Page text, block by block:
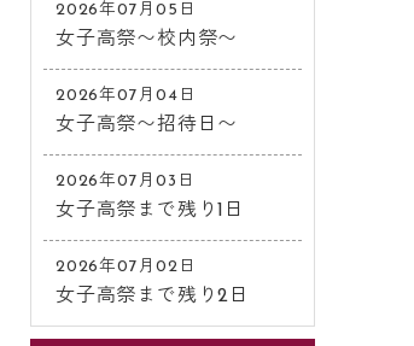
2026年07月05日
女子高祭〜校内祭〜
2026年07月04日
女子高祭〜招待日〜
2026年07月03日
女子高祭まで残り1日
2026年07月02日
女子高祭まで残り2日